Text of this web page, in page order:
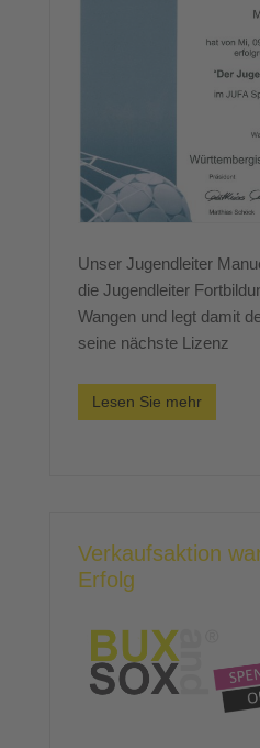
Unser Jugendleiter
die Jugendleiter
Wangen und legt damit
seine nächste Lizenz
Lesen Sie mehr
Verkaufsaktion
Erfolg